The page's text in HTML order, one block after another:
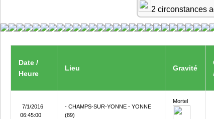
2 circonstances
Date /
Heure
Lieu Gravité
7/1/2016
06:45:00
- CHAMPS-SUR-YONNE - YONNE
(89)
Mortel